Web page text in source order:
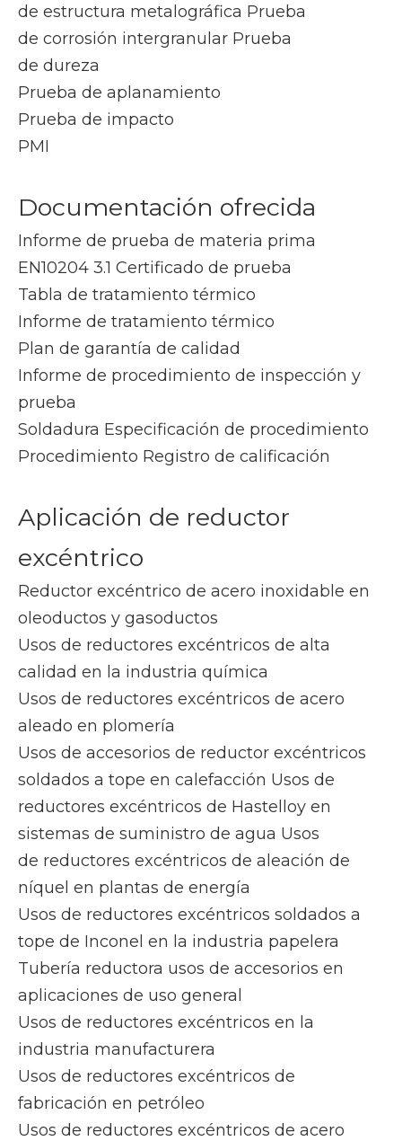
de estructura metalográfica Prueba
de corrosión intergranular Prueba
de dureza
Prueba de aplanamiento
Prueba de impacto
PMI
Documentación ofrecida
Informe de prueba de materia prima
EN10204 3.1 Certificado de prueba
Tabla de tratamiento térmico
Informe de tratamiento térmico
Plan de garantía de calidad
Informe de procedimiento de inspección y
prueba
Soldadura Especificación de procedimiento
Procedimiento Registro de calificación
Aplicación de reductor
excéntrico
Reductor excéntrico de acero inoxidable en
oleoductos y gasoductos
Usos de reductores excéntricos de alta
calidad en la industria química
Usos de reductores excéntricos de acero
aleado en plomería
Usos de accesorios de reductor excéntricos
soldados a tope en calefacción Usos de
reductores excéntricos de Hastelloy en
sistemas de suministro de agua Usos
de reductores excéntricos de aleación de
níquel en plantas de energía
Usos de reductores excéntricos soldados a
tope de Inconel en la industria papelera
Tubería reductora usos de accesorios en
aplicaciones de uso general
Usos de reductores excéntricos en la
industria manufacturera
Usos de reductores excéntricos de
fabricación en petróleo
Usos de reductores excéntricos de acero